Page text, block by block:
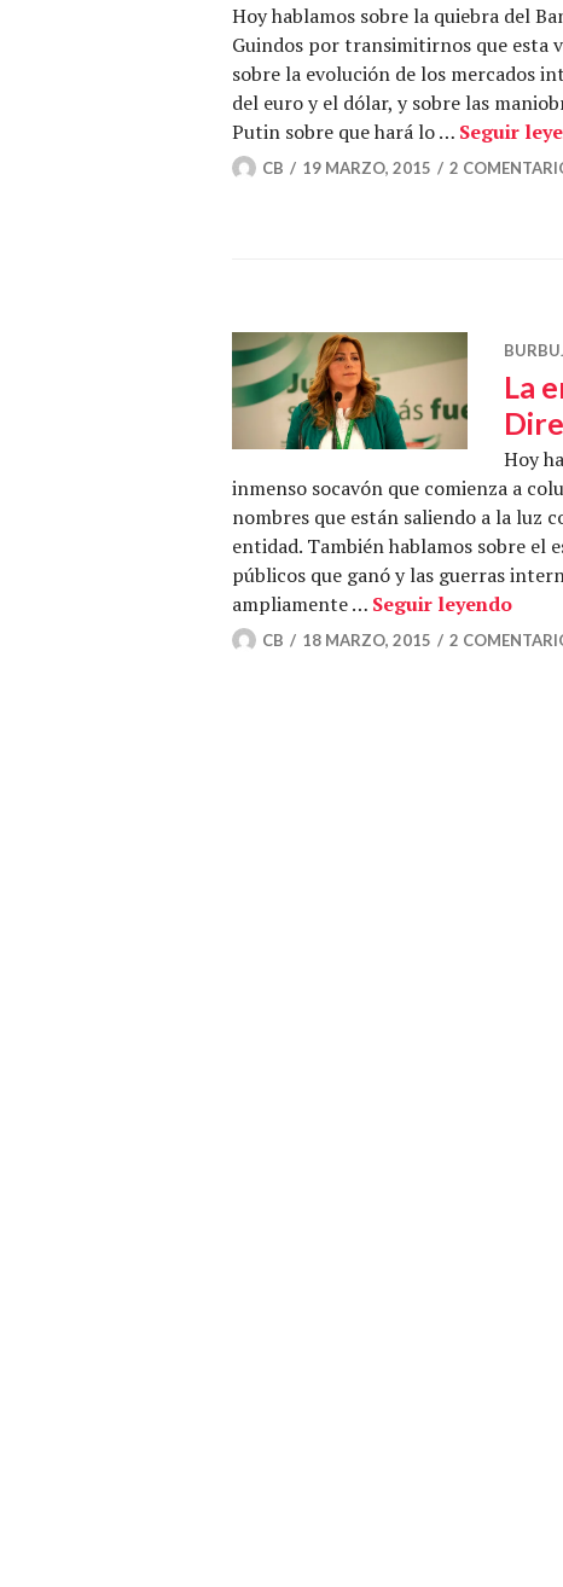
Hoy hablamos sobre la quiebra del
Guindos por transimitirnos que esta
sobre la evolución de los mercados
del euro y el dólar, y sobre las
Putin sobre que hará lo … Seguir
CB 19 MARZO, 2015 2
La
Hoy
inmenso socavón que comienza a
nombres que están saliendo a la luz
entidad. También hablamos sobre el
públicos que ganó y las guerras
ampliamente … Seguir leyendoLa
CB 18 MARZO, 2015 2